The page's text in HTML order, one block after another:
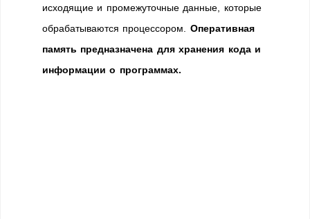
исходящие и промежуточные данные, которые
обрабатываются процессором. Оперативная
память предназначена для хранения кода и
информации о программах.